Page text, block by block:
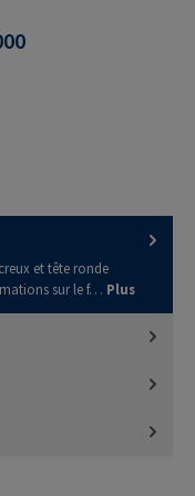
et tête ronde
sur le f… Plus